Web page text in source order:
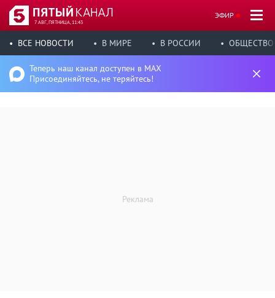
7 АВГ, ПЯТНИЦА, 11:43
ЭФИР
ВСЕ НОВОСТИ В МИРЕ В РОССИИ ОБЩЕСТВО
Теперь наш канал доступен в MAX
Присоединяйтесь, не теряйтесь!